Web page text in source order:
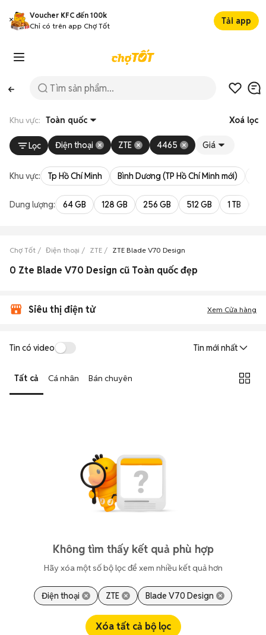
Voucher KFC đến 100k
Chỉ có trên app Chợ Tốt
Tải app
Khu vực: Toàn quốc Xoá lọc
Lọc Điện thoại ZTE 4465 Giá
Khu vực: Tp Hồ Chí Minh Bình Dương (TP Hồ Chí Minh mới)
Dung lượng: 64 GB 128 GB 256 GB 512 GB 1 TB
Chợ Tốt Điện thoại ZTE ZTE Blade V70 Design
0 Zte Blade V70 Design cũ Toàn quốc đẹp
Siêu thị điện tử Xem Cửa hàng
Tin có video Tin mới nhất
Tất cả Cá nhân Bán chuyên
Không tìm thấy kết quả phù hợp
Hãy xóa một số bộ lọc để xem nhiều kết quả hơn
Điện thoại ZTE Blade V70 Design
Xóa tất cả bộ lọc